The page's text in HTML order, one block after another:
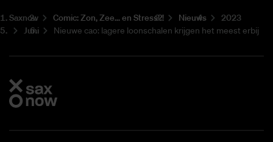
Saxnow Co­mic: Zon, Zee... en Stress?! Nieuws
2023
Juni
Nieuwe cao: lagere loonschalen krijgen het meest erbij